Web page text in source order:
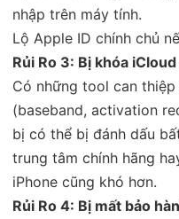
nhập trên máy tính.
Lộ Apple ID chính chủ
Rủi Ro 3: Bị khóa
Có những tool can
(baseband, activation
bị có thể bị đánh dấu
trung tâm chính hãng
iPhone cũng khó hơn.
Rủi Ro 4: Bị mất bảo